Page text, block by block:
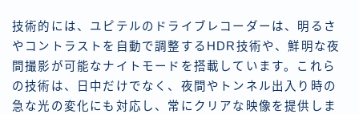
技術的には、ユピテルのドライブレコーダーは、明るさ
やコントラストを自動で調整するHDR技術や、鮮明な夜
間撮影が可能なナイトモードを搭載しています。これら
の技術は、日中だけでなく、夜間やトンネル出入り時の
急な光の変化にも対応し、常にクリアな映像を提供しま